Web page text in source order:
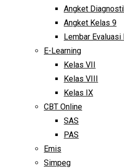
Angket
Angket Kelas 9
Lembar
E-Learning
Kelas VII
Kelas VIII
Kelas IX
CBT Online
SAS
PAS
Emis
Simpeg